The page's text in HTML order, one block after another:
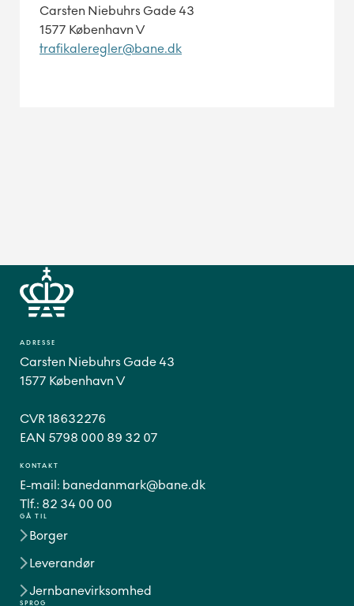
Carsten Niebuhrs Gade 43
1577 København V
trafikaleregler@bane.dk
GÅ TIL
Borger
Leverandør
Jernbanevirksomhed
SPROG
ADRESSE
Carsten Niebuhrs Gade 43
1577 København V
CVR 18632276
EAN 5798 000 89 32 07
KONTAKT
E-mail: banedanmark@bane.dk
Tlf.: 82 34 00 00